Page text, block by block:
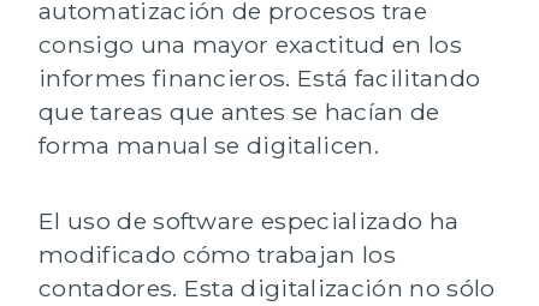
automatización de procesos trae
consigo una mayor exactitud en los
informes financieros. Está facilitando
que tareas que antes se hacían de
forma manual se digitalicen.
El uso de software especializado ha
modificado cómo trabajan los
contadores. Esta digitalización no sólo